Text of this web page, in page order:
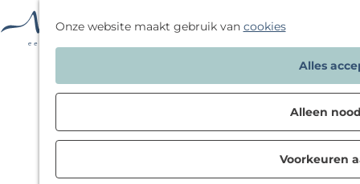
Onze website maakt gebruik van cookies
Alles
Alleen
Voorkeuren
a
v
o
r
i
e
t